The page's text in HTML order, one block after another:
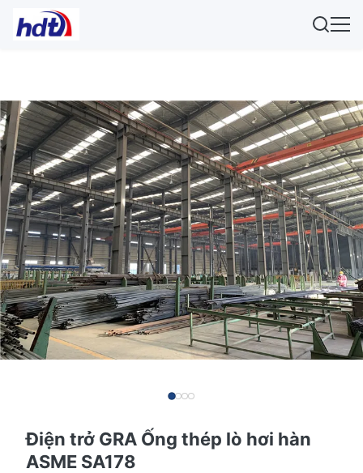
Điện trở GRA Ống thép lò hơi hàn
ASME SA178